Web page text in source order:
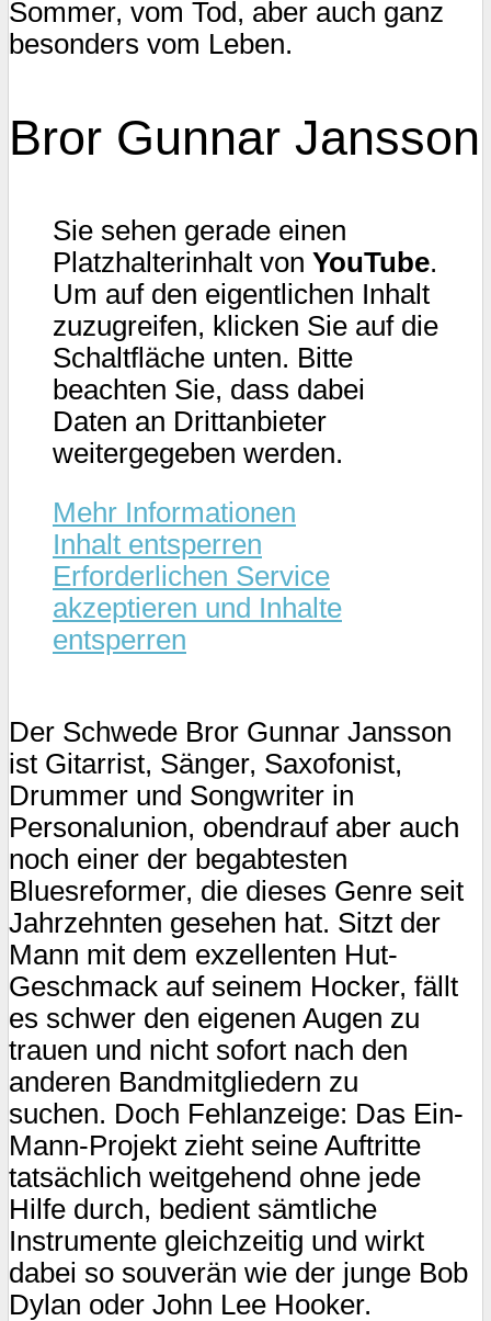
Sommer, vom Tod, aber auch ganz
besonders vom Leben.
Bror Gunnar Jansson
Sie sehen gerade einen
Platzhalterinhalt von YouTube.
Um auf den eigentlichen Inhalt
zuzugreifen, klicken Sie auf die
Schaltfläche unten. Bitte
beachten Sie, dass dabei
Daten an Drittanbieter
weitergegeben werden.
Mehr Informationen
Inhalt entsperren
Erforderlichen Service
akzeptieren und Inhalte
entsperren
Der Schwede Bror Gunnar Jansson
ist Gitarrist, Sänger, Saxofonist,
Drummer und Songwriter in
Personalunion, obendrauf aber auch
noch einer der begabtesten
Bluesreformer, die dieses Genre seit
Jahrzehnten gesehen hat. Sitzt der
Mann mit dem exzellenten Hut-
Geschmack auf seinem Hocker, fällt
es schwer den eigenen Augen zu
trauen und nicht sofort nach den
anderen Bandmitgliedern zu
suchen. Doch Fehlanzeige: Das Ein-
Mann-Projekt zieht seine Auftritte
tatsächlich weitgehend ohne jede
Hilfe durch, bedient sämtliche
Instrumente gleichzeitig und wirkt
dabei so souverän wie der junge Bob
Dylan oder John Lee Hooker.